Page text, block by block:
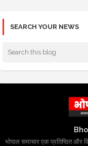
SEARCH YOUR NEWS
भोपाल समाचार एक प्रतिष्ठित और